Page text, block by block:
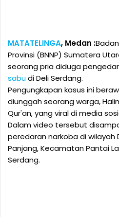
MATATELINGA, Medan :
Provinsi (BNNP) Sumatera
seorang pria diduga
sabudi Deli Serdang.
Pengungkapan kasus ini
diunggah seorang warga,
Qur'an, yang viral di media
Dalam video tersebut
peredaran narkoba di wilayah
Panjang, Kecamatan Pantai
Serdang.